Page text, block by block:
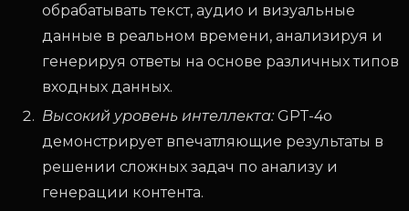
обрабатывать текст, аудио и визуальные
данные в реальном времени, анализируя и
генерируя ответы на основе различных типов
входных данных.
Высокий уровень интеллекта: GPT-4o
демонстрирует впечатляющие результаты в
решении сложных задач по анализу и
генерации контента.